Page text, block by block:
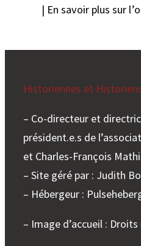
| En savoir plus sur
Historiennes et
– Co-directeur et
président.e.s de
et Charles-François
– Site géré par : Judith
– Hébergeur :
– Image d’accueil : Droits